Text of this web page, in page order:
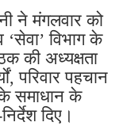
ने मंगलवार को
विभाग के
की अध्यक्षता
परिवार पहचान
समाधान के
दिए।